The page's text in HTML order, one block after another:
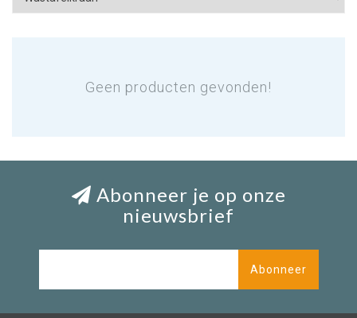
Geen producten gevonden!
Abonneer je op onze
nieuwsbrief
Abonneer